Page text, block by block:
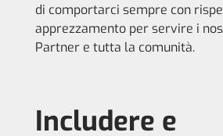
di comportarci sempre con
apprezzamento per servire i
Partner e tutta la comunità.
Includere e